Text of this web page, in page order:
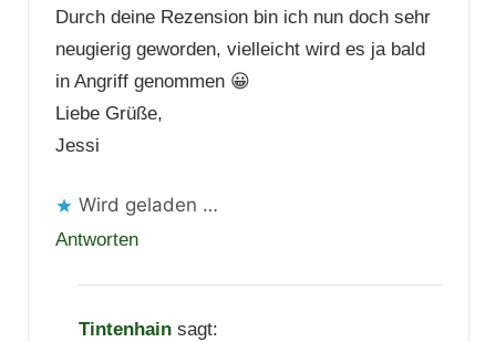
Durch deine Rezension bin ich nun doch sehr
neugierig geworden, vielleicht wird es ja bald
in Angriff genommen 😀
Liebe Grüße,
Jessi
Wird geladen …
Antworten
Tintenhain sagt: